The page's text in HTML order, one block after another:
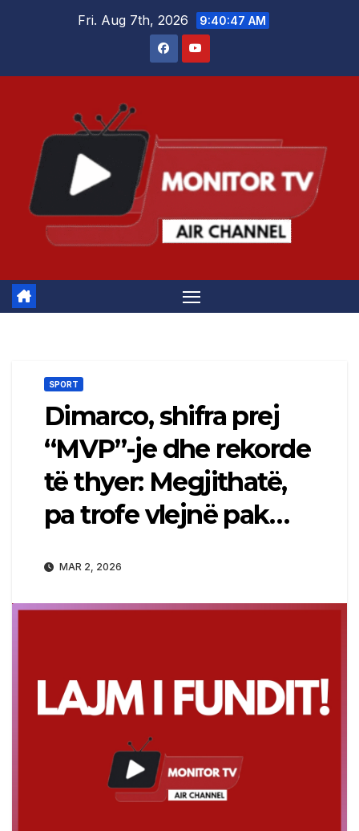
Fri. Aug 7th, 2026 9:40:47 AM
SPORT
Dimarco, shifra prej
“MVP”-je dhe rekorde
të thyer: Megjithatë,
pa trofe vlejnë pak…
MAR 2, 2026